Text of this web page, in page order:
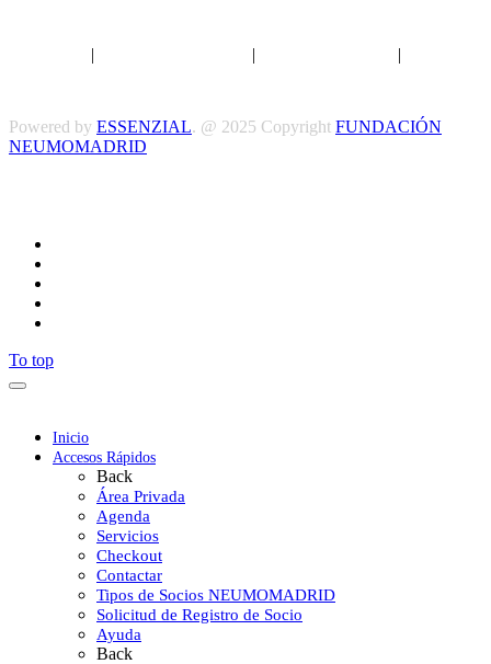
| | |
Powered by ESSENZIAL. @ 2025 Copyright FUNDACIÓN
NEUMOMADRID
To top
Inicio
Accesos Rápidos
Back
Área Privada
Agenda
Servicios
Checkout
Contactar
Tipos de Socios NEUMOMADRID
Solicitud de Registro de Socio
Ayuda
Back